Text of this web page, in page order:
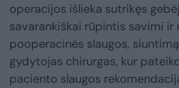
operacijos išlieka sutrikęs
savarankiškai rūpintis savimi ir
pooperacinės slaugos,
gydytojas chirurgas, kur
paciento slaugos